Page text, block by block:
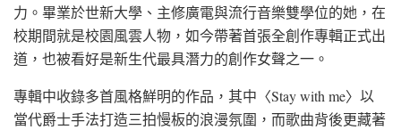
力。畢業於世新大學、主修廣電與流行音樂雙學位的她，在
校期間就是校園風雲人物，如今帶著首張全創作專輯正式出
道，也被看好是新生代最具潛力的創作女聲之一。
專輯中收錄多首風格鮮明的作品，其中〈Stay with me〉以
當代爵士手法打造三拍慢板的浪漫氛圍，而歌曲背後更藏著